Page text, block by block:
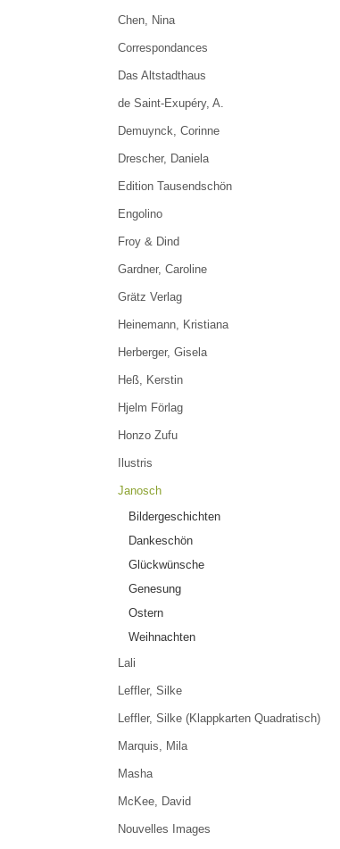
Chen, Nina
Correspondances
Das Altstadthaus
de Saint-Exupéry, A.
Demuynck, Corinne
Drescher, Daniela
Edition Tausendschön
Engolino
Froy & Dind
Gardner, Caroline
Grätz Verlag
Heinemann, Kristiana
Herberger, Gisela
Heß, Kerstin
Hjelm Förlag
Honzo Zufu
Ilustris
Janosch
Bildergeschichten
Dankeschön
Glückwünsche
Genesung
Ostern
Weihnachten
Lali
Leffler, Silke
Leffler, Silke (Klappkarten Quadratisch)
Marquis, Mila
Masha
McKee, David
Nouvelles Images